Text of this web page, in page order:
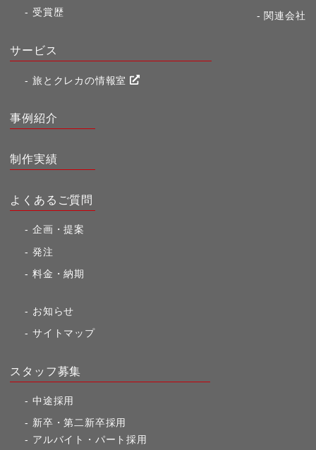
受賞歴
サービス
旅とクレカの情報室
関連会社
事例紹介
制作実績
よくあるご質問
企画・提案
発注
料金・納期
お知らせ
サイトマップ
スタッフ募集
中途採用
新卒・第二新卒採用
アルバイト・パート採用